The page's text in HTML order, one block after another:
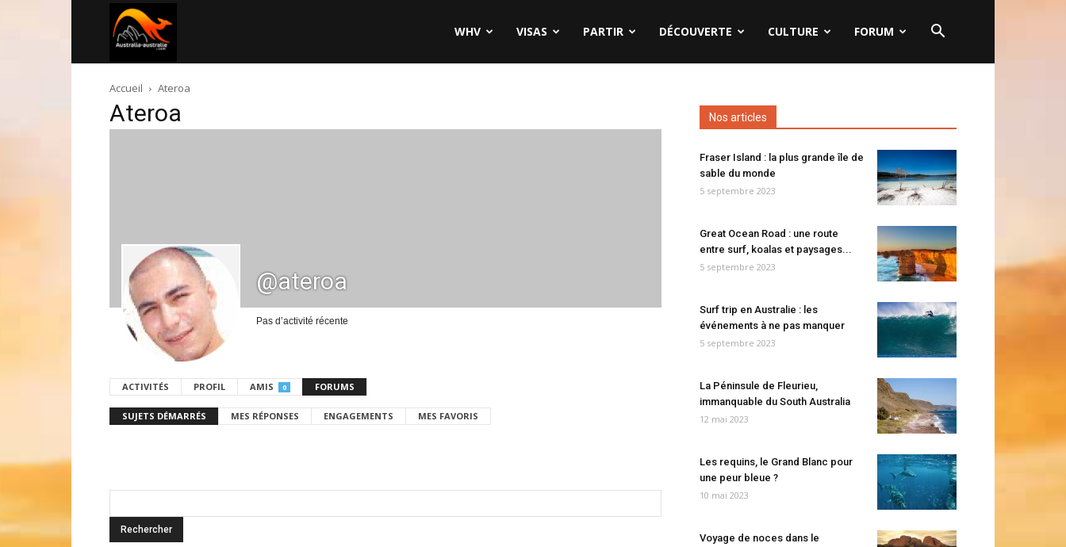
australie.com
WHV VISAS PARTIR DÉCOUVERTE CULTURE FORUM
Accueil Ateroa
Ateroa
@ateroa
Pas d’activité récente
ACTIVITÉS PROFIL AMIS 0 FORUMS
SUJETS DÉMARRÉS MES RÉPONSES ENGAGEMENTS MES FAVORIS
Nos articles
Fraser Island : la plus grande île de
sable du monde
5 septembre 2023
Great Ocean Road : une route
entre surf, koalas et paysages...
5 septembre 2023
Surf trip en Australie : les
événements à ne pas manquer
5 septembre 2023
La Péninsule de Fleurieu,
immanquable du South Australia
12 mai 2023
Les requins, le Grand Blanc pour
une peur bleue ?
10 mai 2023
Voyage de noces dans le